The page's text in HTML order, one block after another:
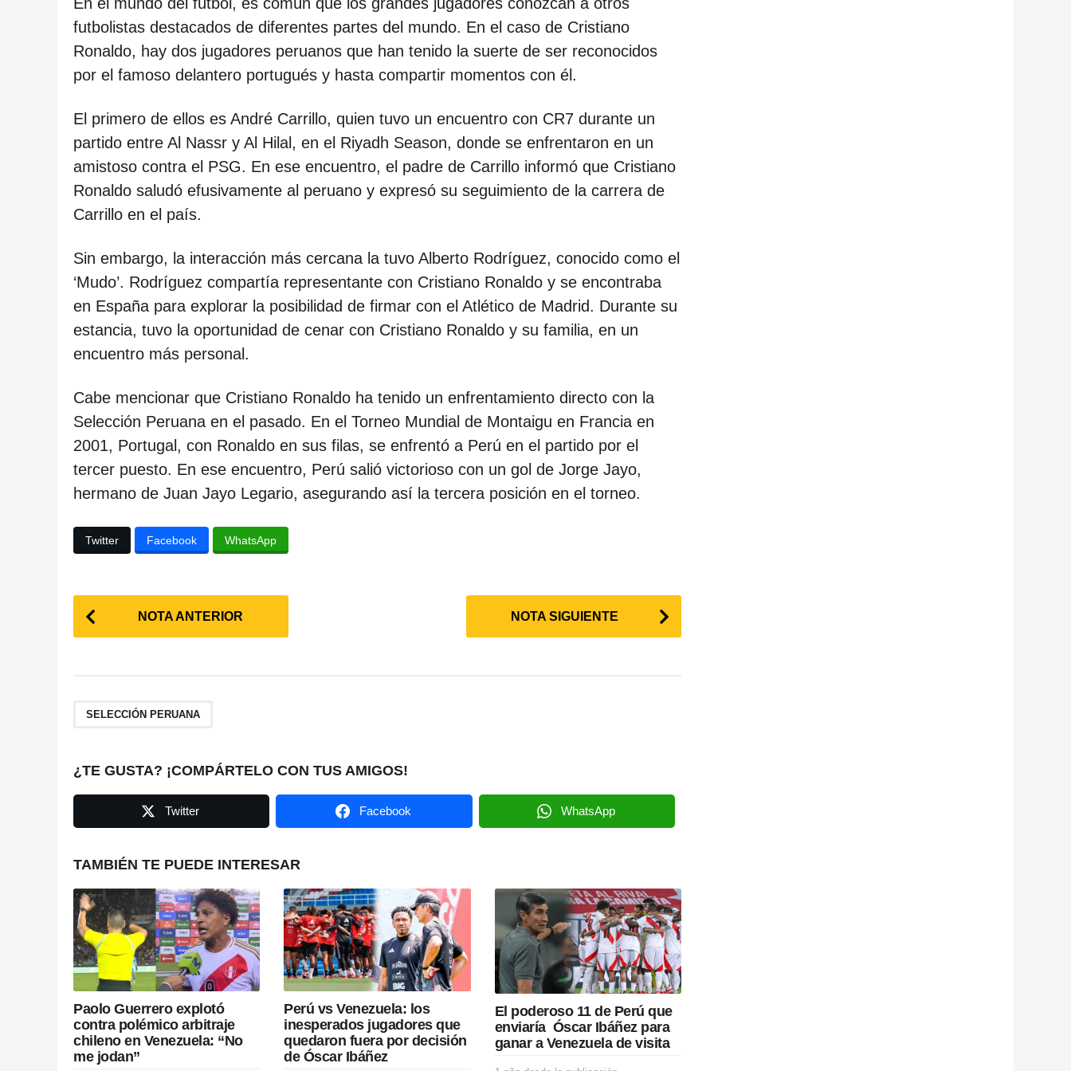
o
s
d
s
d
e
l
a
u
b
l
i
c
c
i
ó
n
futbolistas destacados de diferentes partes del mundo. En el caso de Cristiano
Ronaldo, hay dos jugadores peruanos que han tenido la suerte de ser reconocidos
por el famoso delantero portugués y hasta compartir momentos con él.
El primero de ellos es André Carrillo, quien tuvo un encuentro con CR7 durante un
partido entre Al Nassr y Al Hilal, en el Riyadh Season, donde se enfrentaron en un
amistoso contra el PSG. En ese encuentro, el padre de Carrillo informó que Cristiano
Ronaldo saludó efusivamente al peruano y expresó su seguimiento de la carrera de
Carrillo en el país.
Sin embargo, la interacción más cercana la tuvo Alberto Rodríguez, conocido como el
‘Mudo’. Rodríguez compartía representante con Cristiano Ronaldo y se encontraba
en España para explorar la posibilidad de firmar con el Atlético de Madrid. Durante su
estancia, tuvo la oportunidad de cenar con Cristiano Ronaldo y su familia, en un
encuentro más personal.
Cabe mencionar que Cristiano Ronaldo ha tenido un enfrentamiento directo con la
Selección Peruana en el pasado. En el Torneo Mundial de Montaigu en Francia en
2001, Portugal, con Ronaldo en sus filas, se enfrentó a Perú en el partido por el
tercer puesto. En ese encuentro, Perú salió victorioso con un gol de Jorge Jayo,
hermano de Juan Jayo Legario, asegurando así la tercera posición en el torneo.
Twitter Facebook WhatsApp
P
o
a
g
i
n
a
t
i
o
n
NOTA ANTERIOR NOTA SIGUIENTE
SELECCIÓN PERUANA
¿TE GUSTA? ¡COMPÁRTELO CON TUS AMIGOS!
Twitter Facebook WhatsApp
TAMBIÉN TE PUEDE INTERESAR
Paolo Guerrero explotó
contra polémico arbitraje
chileno en Venezuela: “No
me jodan”
Perú vs Venezuela: los
inesperados jugadores que
quedaron fuera por decisión
de Óscar Ibáñez
El poderoso 11 de Perú que
enviaría Óscar Ibáñez para
ganar a Venezuela de visita